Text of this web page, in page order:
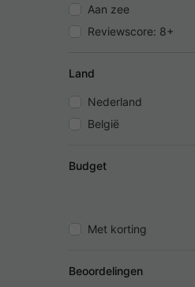
Aan zee
Reviewscore: 8+
Land
Nederland
België
Budget
Met korting
Beoordelingen